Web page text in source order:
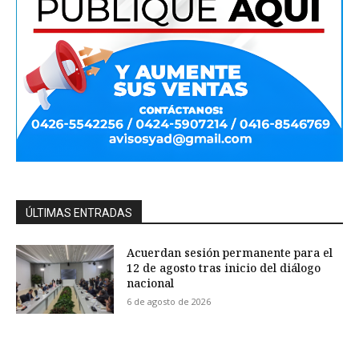
ÚLTIMAS ENTRADAS
Acuerdan sesión permanente para el
12 de agosto tras inicio del diálogo
nacional
6 de agosto de 2026